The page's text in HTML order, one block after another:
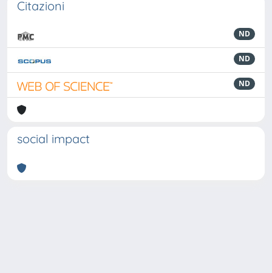
Citazioni
ND
ND
ND
social impact